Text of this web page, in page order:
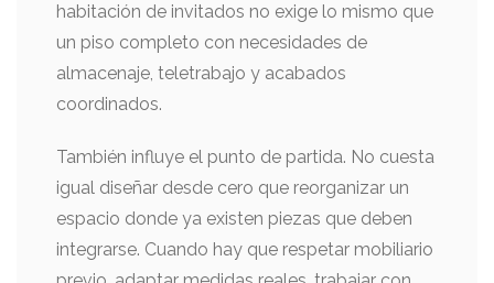
habitación de invitados no exige lo mismo que
un piso completo con necesidades de
almacenaje, teletrabajo y acabados
coordinados.
También influye el punto de partida. No cuesta
igual diseñar desde cero que reorganizar un
espacio donde ya existen piezas que deben
integrarse. Cuando hay que respetar mobiliario